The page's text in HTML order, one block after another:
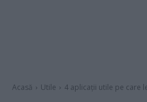
Acasă Utile 4 aplicații utile pe care